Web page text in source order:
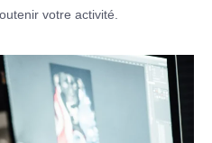
votre activité.